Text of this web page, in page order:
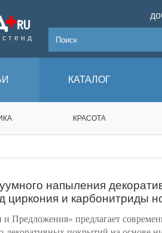
КАТАЛОГ
КРАСОТА
напыления
циркония и карбонитриды
Предложения» предлагает